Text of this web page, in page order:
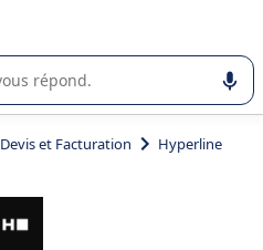
l'utilisation ou la sélection de
Devis et Facturation Hyperline